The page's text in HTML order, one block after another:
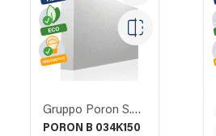
Gruppo Poron S.R.L.
PORON B 034K150